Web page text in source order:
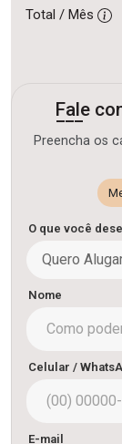
Total / Mês
Fale
Preencha os
O que você
Quero
Nome
Celular /
E-mail